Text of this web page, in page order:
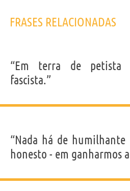
FRASES RELACIONADAS
“Em terra de petista
fascista.”
“Nada há de humilhante
honesto - em ganharmos